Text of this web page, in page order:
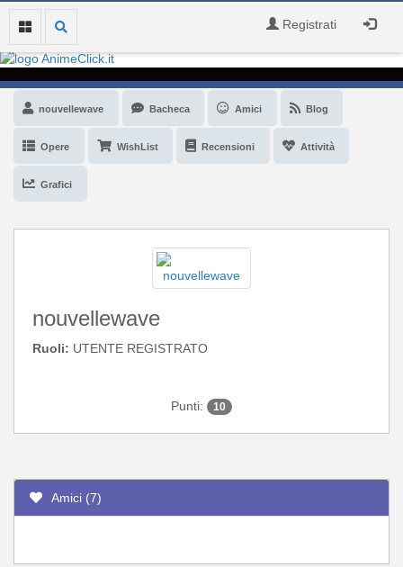
Registrati
nouvellewave Bacheca Amici Blog
Opere WishList Recensioni Attività
Grafici
nouvellewave
Ruoli: UTENTE REGISTRATO
Punti: 10
Amici (7)